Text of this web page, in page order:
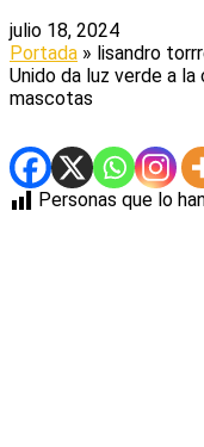
julio 18, 2024
Portada » lisandro
Unido da luz verde a
mascotas
Personas que lo